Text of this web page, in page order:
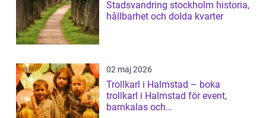
Stadsvandring stockholm historia,
hållbarhet och dolda kvarter
02 maj 2026
Trollkarl i Halmstad – boka
trollkarl i Halmstad för event,
barnkalas och